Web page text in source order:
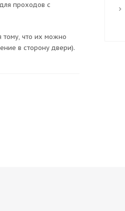
проходов с
тому, что их можно
в сторону двери).